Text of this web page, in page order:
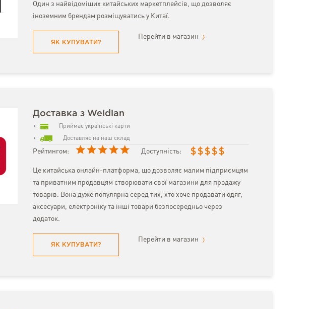
Один з найвідоміших китайських маркетплейсів, що дозволяє
іноземним брендам розміщуватись у Китаї.
ЯК КУПУВАТИ?
Перейти в магазин
Доставка з Weidian
Приймає українські карти
Доставляє на наш склад
Рейтингом: Доступність: $ $ $ $ $
Це китайська онлайн-платформа, що дозволяє малим підприємцям
та приватним продавцям створювати свої магазини для продажу
товарів. Вона дуже популярна серед тих, хто хоче продавати одяг,
аксесуари, електроніку та інші товари безпосередньо через
додаток.
ЯК КУПУВАТИ?
Перейти в магазин